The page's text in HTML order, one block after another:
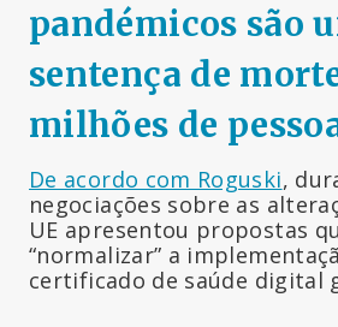
pandémicos são
sentença de
milhões de
De acordo com Roguski,
negociações sobre as
UE apresentou propostas
“normalizar” a
certificado de saúde digital